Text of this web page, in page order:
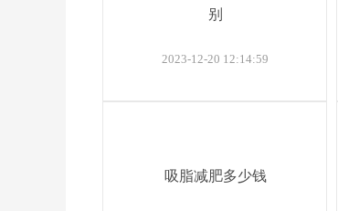
别
2023-12-20 12:14:59
吸脂减肥多少钱